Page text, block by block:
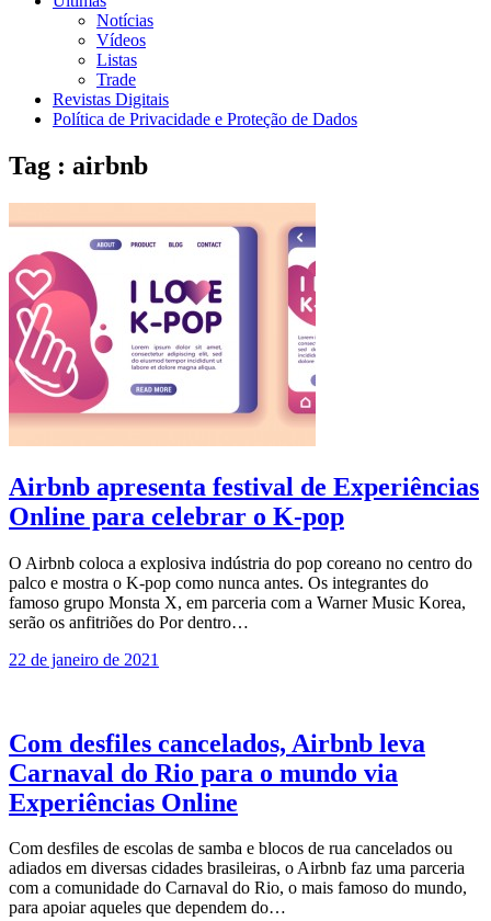
Notícias
Vídeos
Listas
Trade
Revistas Digitais
Política de Privacidade e Proteção de Dados
Tag : airbnb
Airbnb apresenta festival de Experiências
Online para celebrar o K-pop
O Airbnb coloca a explosiva indústria do pop coreano no centro do
palco e mostra o K-pop como nunca antes. Os integrantes do
famoso grupo Monsta X, em parceria com a Warner Music Korea,
serão os anfitriões do Por dentro…
22 de janeiro de 2021
Com desfiles cancelados, Airbnb leva
Carnaval do Rio para o mundo via
Experiências Online
Com desfiles de escolas de samba e blocos de rua cancelados ou
adiados em diversas cidades brasileiras, o Airbnb faz uma parceria
com a comunidade do Carnaval do Rio, o mais famoso do mundo,
para apoiar aqueles que dependem do…